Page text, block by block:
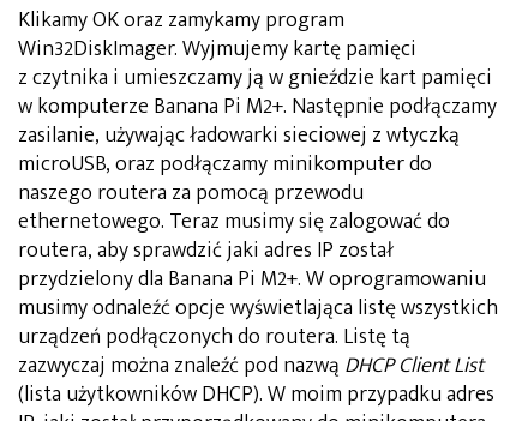
Klikamy OK oraz zamykamy program
Win32DiskImager. Wyjmujemy kartę pamięci
z czytnika i umieszczamy ją w gnieździe kart pamięci
w komputerze Banana Pi M2+. Następnie podłączamy
zasilanie, używając ładowarki sieciowej z wtyczką
microUSB, oraz podłączamy minikomputer do
naszego routera za pomocą przewodu
ethernetowego. Teraz musimy się zalogować do
routera, aby sprawdzić jaki adres IP został
przydzielony dla Banana Pi M2+. W oprogramowaniu
musimy odnaleźć opcje wyświetlająca listę wszystkich
urządzeń podłączonych do routera. Listę tą
zazwyczaj można znaleźć pod nazwą DHCP Client List
(lista użytkowników DHCP). W moim przypadku adres